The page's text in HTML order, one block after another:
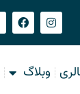
وبلاگ